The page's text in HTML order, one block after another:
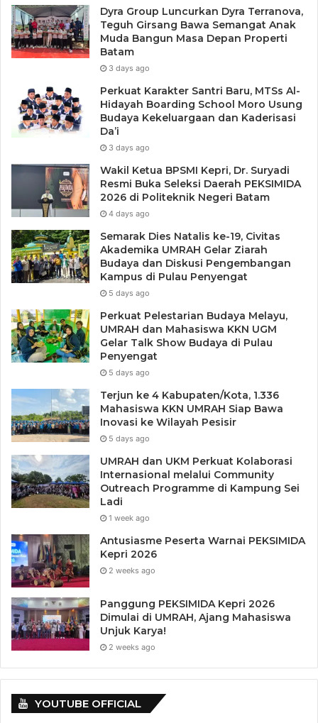
Misalnya, pembayaran otomatis dilakukan ketika
pengiriman sudah diverifikasi.
Transaksi Energi
Blockchain memungkinkan transaksi migas
dilakukan secarapeer-to-peer tanpa perantara
bank atau broker, sehingga biaya lebih rendah.
Keamanan Data Produksi
Data produksi sumur migas yang dicatat di
blockchain tidak bisa dimanipulasi, sehingga
meningkatkan kredibilitas laporan perusahaan.
Efisiensi Audit
Semua catatan transaksi tersimpan permanen
dan transparan, sehingga memudahkan proses
audit dan regulasi.
Studi Kasus Blockchain di
Industri Migas
BP dan Shell
Kedua raksasa energi ini menggunakan
blockchain untuk mempercepat transaksi energi
global.
Hasilnya, waktu transaksi berkurang dari
Vakt (Konsorsium Migas Global)
Platform berbasis blockchain untuk perdagangan
minyak mentah yang digunakan oleh Chevron,
Total, dan Shell.
Memangkas biaya administrasi hingga 30%.
Pertamina (Potensi di Indonesia)
Pertamina berpotensi menggunakan blockchain
Dyra Group Luncurkan Dyra Terranova,
Teguh Girsang Bawa Semangat Anak
Muda Bangun Masa Depan Properti
Batam
3 days ago
Perkuat Karakter Santri Baru, MTSs Al-
Hidayah Boarding School Moro Usung
Budaya Kekeluargaan dan Kaderisasi
Da’i
3 days ago
Wakil Ketua BPSMI Kepri, Dr. Suryadi
Resmi Buka Seleksi Daerah PEKSIMIDA
2026 di Politeknik Negeri Batam
4 days ago
Semarak Dies Natalis ke-19, Civitas
Akademika UMRAH Gelar Ziarah
Budaya dan Diskusi Pengembangan
Kampus di Pulau Penyengat
5 days ago
Perkuat Pelestarian Budaya Melayu,
UMRAH dan Mahasiswa KKN UGM
Gelar Talk Show Budaya di Pulau
Penyengat
5 days ago
Terjun ke 4 Kabupaten/Kota, 1.336
Mahasiswa KKN UMRAH Siap Bawa
Inovasi ke Wilayah Pesisir
5 days ago
UMRAH dan UKM Perkuat Kolaborasi
Internasional melalui Community
Outreach Programme di Kampung Sei
Ladi
1 week ago
Antusiasme Peserta Warnai PEKSIMIDA
Kepri 2026
2 weeks ago
Panggung PEKSIMIDA Kepri 2026
Dimulai di UMRAH, Ajang Mahasiswa
Unjuk Karya!
2 weeks ago
YOUTUBE OFFICIAL